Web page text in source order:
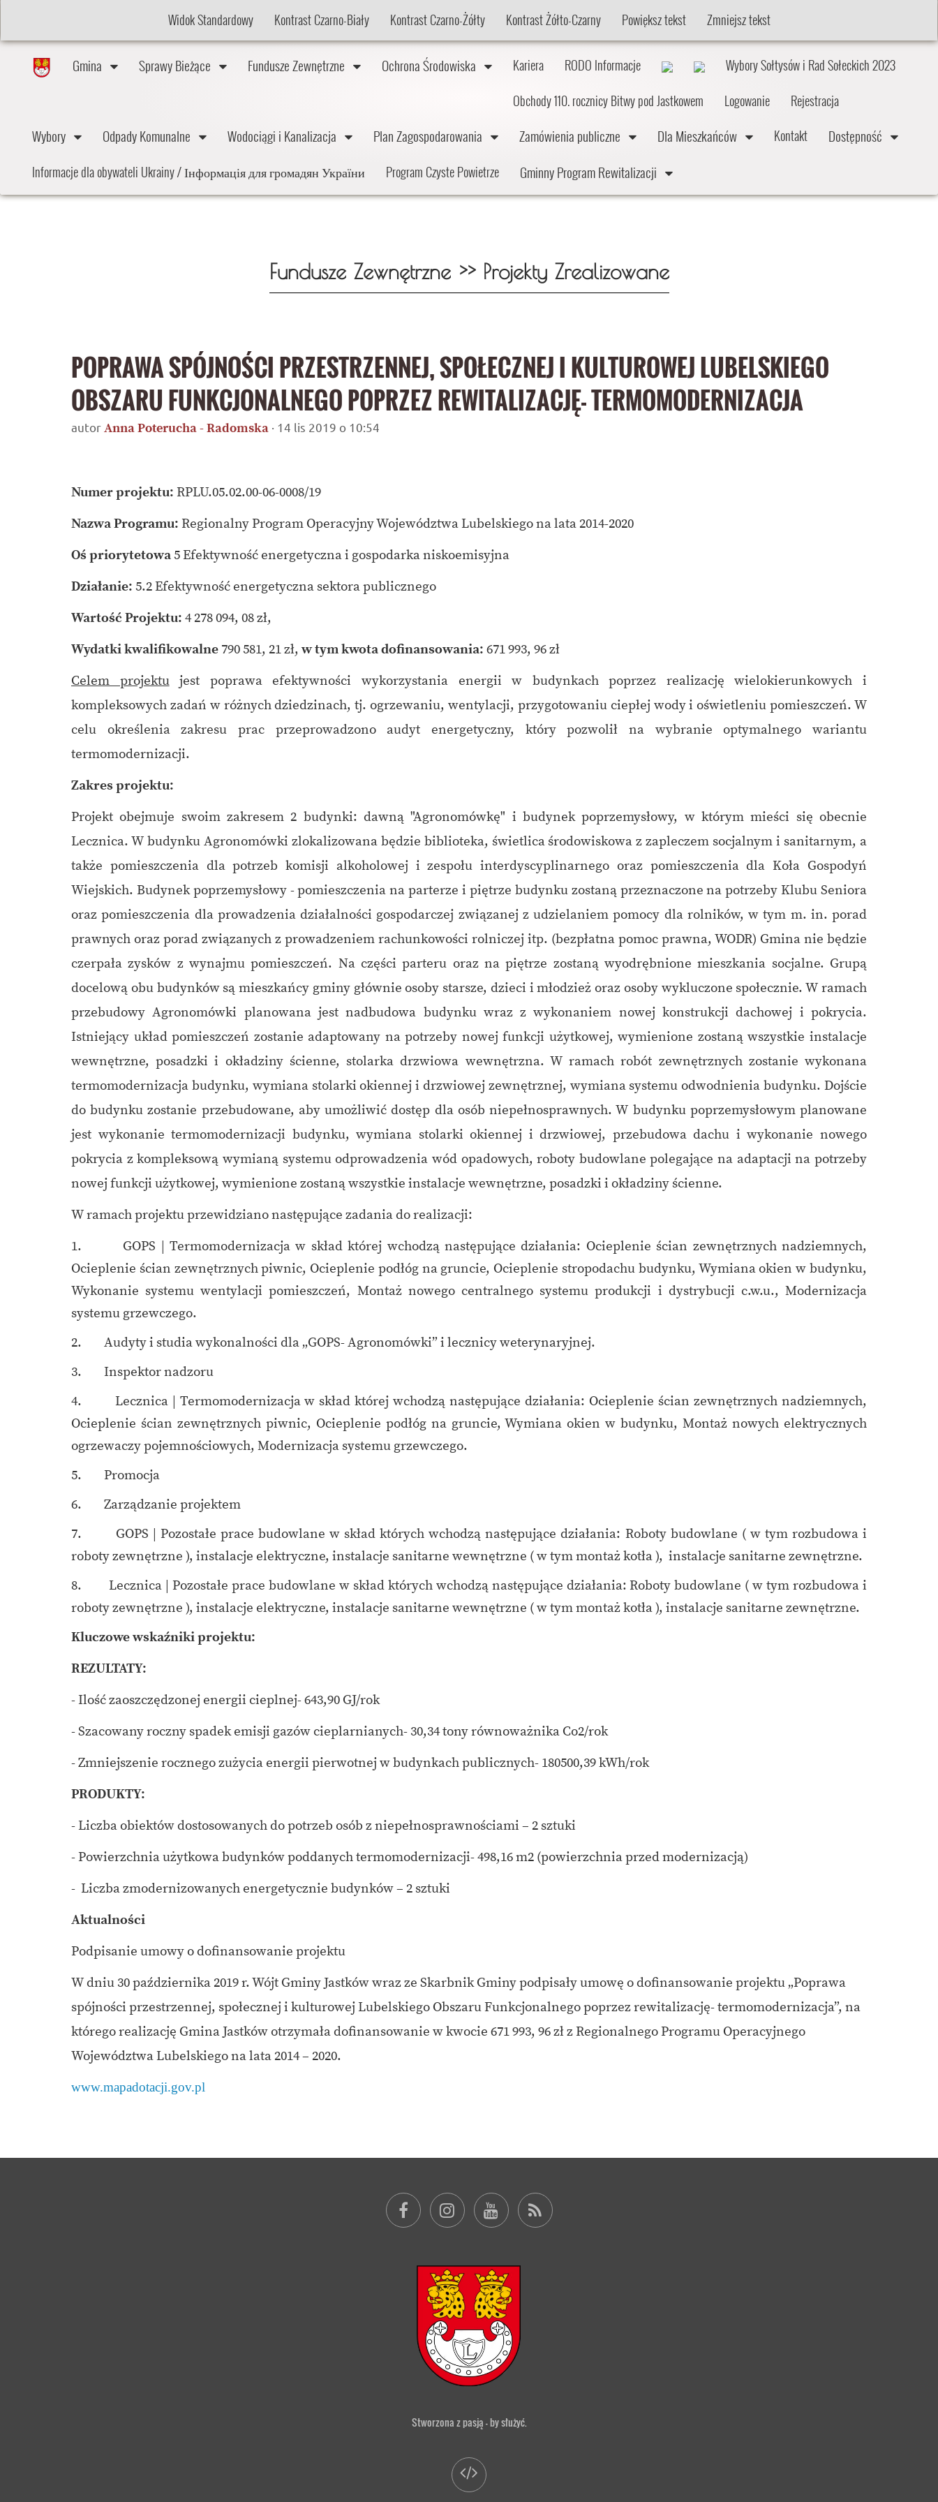
Widok Standardowy Kontrast Czarno-Biały Kontrast Czarno-Żółty Kontrast Żółto-Czarny Powiększ tekst Zmniejsz tekst
Gmina Sprawy Bieżące Fundusze Zewnętrzne Ochrona Środowiska Kariera RODO Informacje
Wybory Sołtysów i Rad Sołeckich 2023
Obchody 110. rocznicy Bitwy pod Jastkowem
Logowanie Rejestracja
Wybory Odpady Komunalne Wodociągi i Kanalizacja Plan Zagospodarowania Zamówienia publiczne Dla Mieszkańców Kontakt Dostępność
Informacje dla obywateli Ukrainy / Інформація для громадян України Program Czyste Powietrze Gminny Program Rewitalizacji
Fundusze Zewnętrzne >> Projekty Zrealizowane
POPRAWA SPÓJNOŚCI PRZESTRZENNEJ, SPOŁECZNEJ I KULTUROWEJ LUBELSKIEGO
OBSZARU FUNKCJONALNEGO POPRZEZ REWITALIZACJĘ- TERMOMODERNIZACJA
autorAnna Poterucha - Radomska · 14 lis 2019 o 10:54
Numer projektu: RPLU.05.02.00-06-0008/19
Nazwa Programu: Regionalny Program Operacyjny Województwa Lubelskiego na lata 2014-2020
Oś priorytetowa5 Efektywność energetyczna i gospodarka niskoemisyjna
Działanie: 5.2Efektywność energetyczna sektora publicznego
Wartość Projektu: 4 278 094, 08 zł,
Wydatki kwalifikowalne 790 581, 21 zł, w tym kwota dofinansowania: 671 993, 96 zł
Celem projektujest poprawa efektywności wykorzystania energii w budynkach poprzez realizację wielokierunkowych i
kompleksowych zadań w różnych dziedzinach, tj. ogrzewaniu, wentylacji, przygotowaniu ciepłej wody i oświetleniu pomieszczeń. W
celu określenia zakresu prac przeprowadzono audyt energetyczny, który pozwolił na wybranie optymalnego wariantu
termomodernizacji.
Zakres projektu:
Projekt obejmuje swoim zakresem 2 budynki: dawną "Agronomówkę" i budynek poprzemysłowy, w którym mieści się obecnie
Lecznica. W budynku Agronomówki zlokalizowana będzie biblioteka, świetlica środowiskowa z zapleczem socjalnym i sanitarnym, a
także pomieszczenia dla potrzeb komisji alkoholowej i zespołu interdyscyplinarnego oraz pomieszczenia dla Koła Gospodyń
Wiejskich. Budynek poprzemysłowy - pomieszczenia na parterze i piętrze budynku zostaną przeznaczone na potrzeby Klubu Seniora
oraz pomieszczenia dla prowadzenia działalności gospodarczej związanej z udzielaniem pomocy dla rolników, w tym m. in. porad
prawnych oraz porad związanych z prowadzeniem rachunkowości rolniczej itp. (bezpłatna pomoc prawna, WODR) Gmina nie będzie
czerpała zysków z wynajmu pomieszczeń. Na części parteru oraz na piętrze zostaną wyodrębnione mieszkania socjalne. Grupą
docelową obu budynków są mieszkańcy gminy głównie osoby starsze, dzieci i młodzież oraz osoby wykluczone społecznie. W ramach
przebudowy Agronomówki planowana jest nadbudowa budynku wraz z wykonaniem nowej konstrukcji dachowej i pokrycia.
Istniejący układ pomieszczeń zostanie adaptowany na potrzeby nowej funkcji użytkowej, wymienione zostaną wszystkie instalacje
wewnętrzne, posadzki i okładziny ścienne, stolarka drzwiowa wewnętrzna. W ramach robót zewnętrznych zostanie wykonana
termomodernizacja budynku, wymiana stolarki okiennej i drzwiowej zewnętrznej, wymiana systemu odwodnienia budynku. Dojście
do budynku zostanie przebudowane, aby umożliwić dostęp dla osób niepełnosprawnych. W budynku poprzemysłowym planowane
jest wykonanie termomodernizacji budynku, wymiana stolarki okiennej i drzwiowej, przebudowa dachu i wykonanie nowego
pokrycia z kompleksową wymianą systemu odprowadzenia wód opadowych, roboty budowlane polegające na adaptacji na potrzeby
nowej funkcji użytkowej, wymienione zostaną wszystkie instalacje wewnętrzne, posadzki i okładziny ścienne.
W ramach projektu przewidziano następujące zadania do realizacji:
1. GOPS | Termomodernizacja w skład której wchodzą następujące działania: Ocieplenie ścian zewnętrznych nadziemnych,
Ocieplenie ścian zewnętrznych piwnic, Ocieplenie podłóg na gruncie, Ocieplenie stropodachu budynku, Wymiana okien w budynku,
Wykonanie systemu wentylacji pomieszczeń, Montaż nowego centralnego systemu produkcji i dystrybucji c.w.u., Modernizacja
systemu grzewczego.
2. Audyty i studia wykonalności dla „GOPS- Agronomówki” i lecznicy weterynaryjnej.
3. Inspektor nadzoru
4. Lecznica | Termomodernizacja w skład której wchodzą następujące działania: Ocieplenie ścian zewnętrznych nadziemnych,
Ocieplenie ścian zewnętrznych piwnic, Ocieplenie podłóg na gruncie, Wymiana okien w budynku, Montaż nowych elektrycznych
ogrzewaczy pojemnościowych, Modernizacja systemu grzewczego.
5. Promocja
6. Zarządzanie projektem
7. GOPS | Pozostałe prace budowlane w skład których wchodzą następujące działania: Roboty budowlane ( w tym rozbudowa i
roboty zewnętrzne ), instalacje elektryczne, instalacje sanitarne wewnętrzne ( w tym montaż kotła ), instalacje sanitarne zewnętrzne.
8. Lecznica | Pozostałe prace budowlane w skład których wchodzą następujące działania: Roboty budowlane ( w tym rozbudowa i
roboty zewnętrzne ), instalacje elektryczne, instalacje sanitarne wewnętrzne ( w tym montaż kotła ), instalacje sanitarne zewnętrzne.
Kluczowe wskaźniki projektu:
REZULTATY:
- Ilość zaoszczędzonej energii cieplnej- 643,90 GJ/rok
- Szacowany roczny spadek emisji gazów cieplarnianych- 30,34 tony równoważnika Co2/rok
- Zmniejszenie rocznego zużycia energii pierwotnej w budynkach publicznych- 180500,39 kWh/rok
PRODUKTY:
- Liczba obiektów dostosowanych do potrzeb osób z niepełnosprawnościami – 2 sztuki
- Powierzchnia użytkowa budynków poddanych termomodernizacji- 498,16 m2 (powierzchnia przed modernizacją)
- Liczba zmodernizowanych energetycznie budynków – 2 sztuki
Aktualności
Podpisanie umowy o dofinansowanie projektu
W dniu 30 października 2019 r. Wójt Gminy Jastków wraz ze Skarbnik Gminy podpisały umowę o dofinansowanie projektu „Poprawa
spójności przestrzennej, społecznej i kulturowej Lubelskiego Obszaru Funkcjonalnego poprzez rewitalizację- termomodernizacja”, na
którego realizację Gmina Jastków otrzymała dofinansowanie w kwocie 671 993, 96 zł z Regionalnego Programu Operacyjnego
Województwa Lubelskiego na lata 2014 – 2020.
www.mapadotacji.gov.pl
Stworzona z pasją — by służyć.